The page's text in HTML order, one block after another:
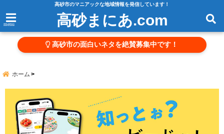
高砂市のマニアックな地域情報を発信しています！
menu 高砂まにあ.com
高砂市の面白いネタを絶賛募集中です！
ホーム